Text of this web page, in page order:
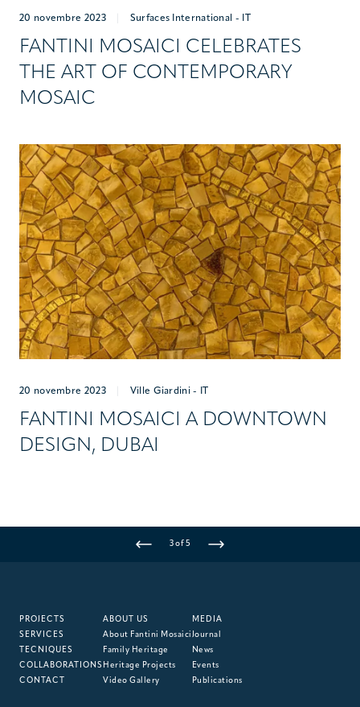
20 novembre 2023 Surfaces International - IT
FANTINI MOSAICI CELEBRATES
THE ART OF CONTEMPORARY
MOSAIC
20 novembre 2023 Ville Giardini - IT
FANTINI MOSAICI A DOWNTOWN
DESIGN, DUBAI
3 of 5
PROJECTS
SERVICES
TECNIQUES
COLLABORATIONS
CONTACT
ABOUT US
About Fantini Mosaici
Family Heritage
Heritage Projects
Video Gallery
MEDIA
Journal
News
Events
Publications